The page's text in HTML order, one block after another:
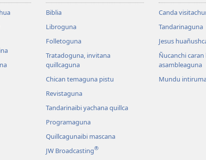
Biblia
Libroguna
Folletoguna
Tratadoguna, invitana
quillcaguna
Chican temaguna pistu
Revistaguna
Tandarinaibi yachana quillca
Programaguna
Quillcagunaibi mascana
JW Broadcasting®
Canda
Tandarinaguna
Jesus
Ñucanchi
asambleaguna
Mundu